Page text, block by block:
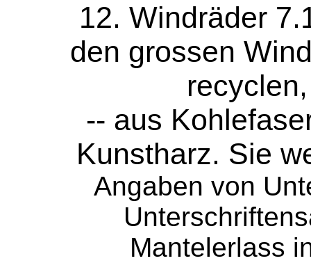
12. Windräder
den grossen
-- aus
Kunstharz. Sie
Angaben von
Mantelerlass